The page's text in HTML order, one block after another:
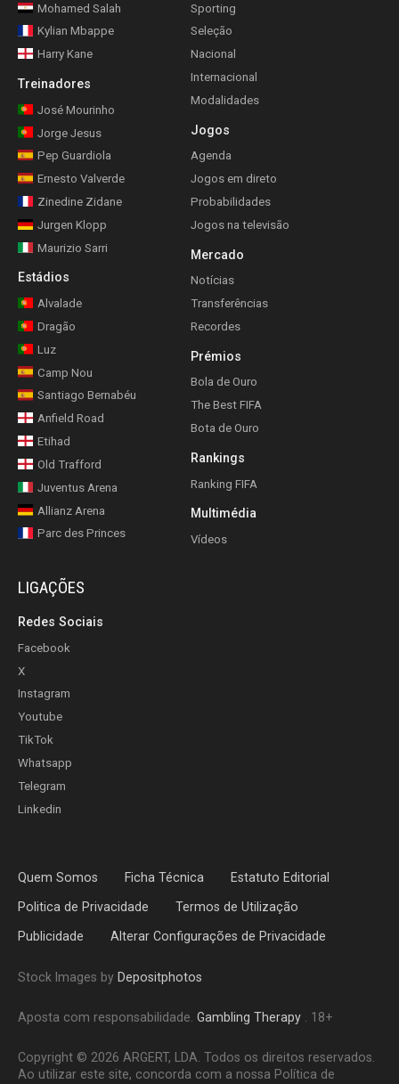
Mohamed Salah
Kylian Mbappe
Harry Kane
Treinadores
José Mourinho
Jorge Jesus
Pep Guardiola
Ernesto Valverde
Zinedine Zidane
Jurgen Klopp
Maurizio Sarri
Estádios
Alvalade
Dragão
Luz
Camp Nou
Santiago Bernabéu
Anfield Road
Etihad
Old Trafford
Juventus Arena
Allianz Arena
Parc des Princes
Sporting
Seleção
Nacional
Internacional
Modalidades
Jogos
Agenda
Jogos em direto
Probabilidades
Jogos na televisão
Mercado
Notícias
Transferências
Recordes
Prémios
Bola de Ouro
The Best FIFA
Bota de Ouro
Rankings
Ranking FIFA
Multimédia
Vídeos
LIGAÇÕES
Redes Sociais
Facebook
X
Instagram
Youtube
TikTok
Whatsapp
Telegram
Linkedin
Quem Somos Ficha Técnica Estatuto Editorial
Politica de Privacidade Termos de Utilização
Publicidade Alterar Configurações de Privacidade
Stock Images by Depositphotos
Aposta com responsabilidade. Gambling Therapy. 18+
Copyright © 2026 ARGERT, LDA. Todos os direitos reservados.
Ao utilizar este site, concorda com a nossa Política de